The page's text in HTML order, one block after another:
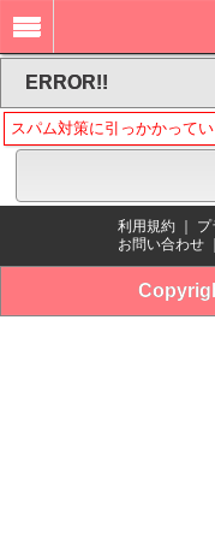
ERROR!!
スパム対策に引っかかってい
利用規約 プ
お問い合わせ